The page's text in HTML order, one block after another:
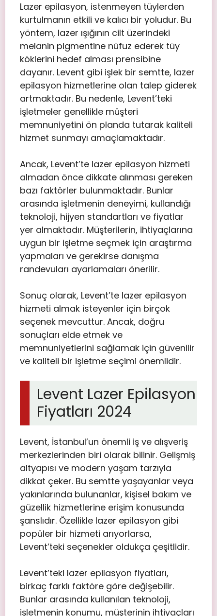
Lazer epilasyon, istenmeyen tüylerden
kurtulmanın etkili ve kalıcı bir yoludur. Bu
yöntem, lazer ışığının cilt üzerindeki
melanin pigmentine nüfuz ederek tüy
köklerini hedef alması prensibine
dayanır. Levent gibi işlek bir semtte, lazer
epilasyon hizmetlerine olan talep giderek
artmaktadır. Bu nedenle, Levent’teki
işletmeler genellikle müşteri
memnuniyetini ön planda tutarak kaliteli
hizmet sunmayı amaçlamaktadır.
Ancak, Levent’te lazer epilasyon hizmeti
almadan önce dikkate alınması gereken
bazı faktörler bulunmaktadır. Bunlar
arasında işletmenin deneyimi, kullandığı
teknoloji, hijyen standartları ve fiyatlar
yer almaktadır. Müşterilerin, ihtiyaçlarına
uygun bir işletme seçmek için araştırma
yapmaları ve gerekirse danışma
randevuları ayarlamaları önerilir.
Sonuç olarak, Levent’te lazer epilasyon
hizmeti almak isteyenler için birçok
seçenek mevcuttur. Ancak, doğru
sonuçları elde etmek ve
memnuniyetlerini sağlamak için güvenilir
ve kaliteli bir işletme seçimi önemlidir.
Levent Lazer Epilasyon
Fiyatları 2024
Levent, İstanbul’un önemli iş ve alışveriş
merkezlerinden biri olarak bilinir. Gelişmiş
altyapısı ve modern yaşam tarzıyla
dikkat çeker. Bu semtte yaşayanlar veya
yakınlarında bulunanlar, kişisel bakım ve
güzellik hizmetlerine erişim konusunda
şanslıdır. Özellikle lazer epilasyon gibi
popüler bir hizmeti arıyorlarsa,
Levent’teki seçenekler oldukça çeşitlidir.
Levent’teki lazer epilasyon fiyatları,
birkaç farklı faktöre göre değişebilir.
Bunlar arasında kullanılan teknoloji,
işletmenin konumu, müşterinin ihtiyaçları